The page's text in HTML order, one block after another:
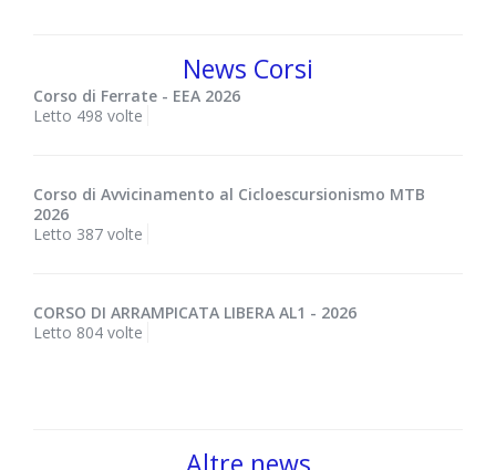
News Corsi
Corso di Ferrate - EEA 2026
Letto 498 volte
Corso di Avvicinamento al Cicloescursionismo MTB
2026
Letto 387 volte
CORSO DI ARRAMPICATA LIBERA AL1 - 2026
Letto 804 volte